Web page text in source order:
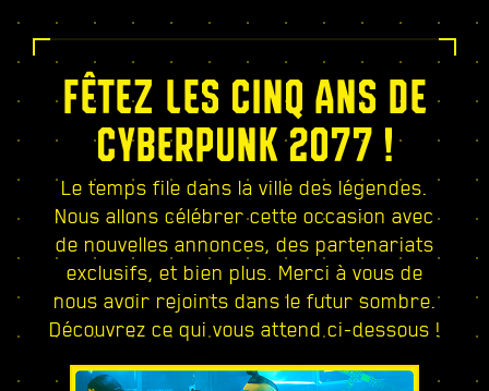
FÊTEZ LES CINQ ANS DE
CYBERPUNK 2077 !
Le temps file dans la ville des légendes.
Nous allons célébrer cette occasion avec
de nouvelles annonces, des partenariats
exclusifs, et bien plus. Merci à vous de
nous avoir rejoints dans le futur sombre.
Découvrez ce qui vous attend ci-dessous !